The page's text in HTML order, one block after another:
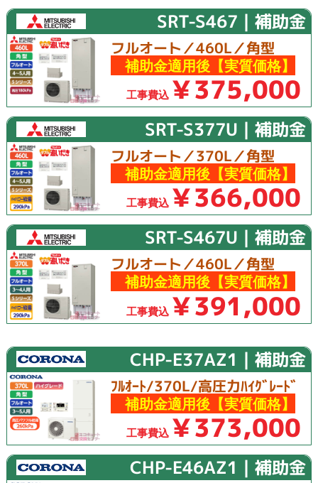
SRT-S467｜補助金
フルオート／460L／角型
補助金適用後【実質価格】
工事費込 ￥375,000
SRT-S377U｜補助金
フルオート／370L／角型
補助金適用後【実質価格】
工事費込 ￥366,000
SRT-S467U｜補助金
フルオート／460L／角型
補助金適用後【実質価格】
工事費込 ￥391,000
CHP-E37AZ1｜補助金
ﾌﾙｵｰﾄ/370L/高圧力ﾊｲｸﾞﾚｰﾄﾞ
補助金適用後【実質価格】
工事費込 ￥373,000
CHP-E46AZ1｜補助金